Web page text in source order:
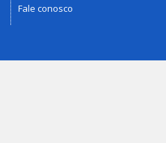
Fale conosco